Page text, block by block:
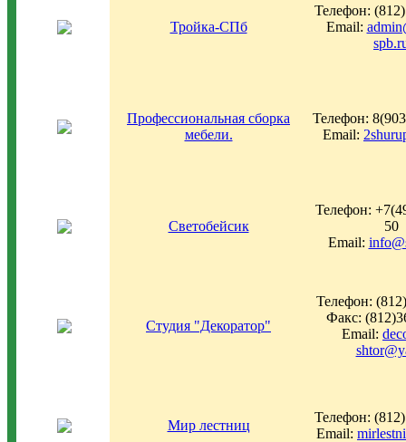
Тройка-СПб
Телефон:
Email:
Профессиональная сборка
мебели.
Телефон:
Email:
Светобейсик
Телефон:
50
Email:
Студия "Декоратор"
Телефон:
Факс:
Email:
Мир лестниц
Телефон:
Email: